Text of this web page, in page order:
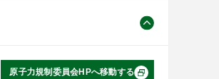
原子力規制委員会HPへ移動する